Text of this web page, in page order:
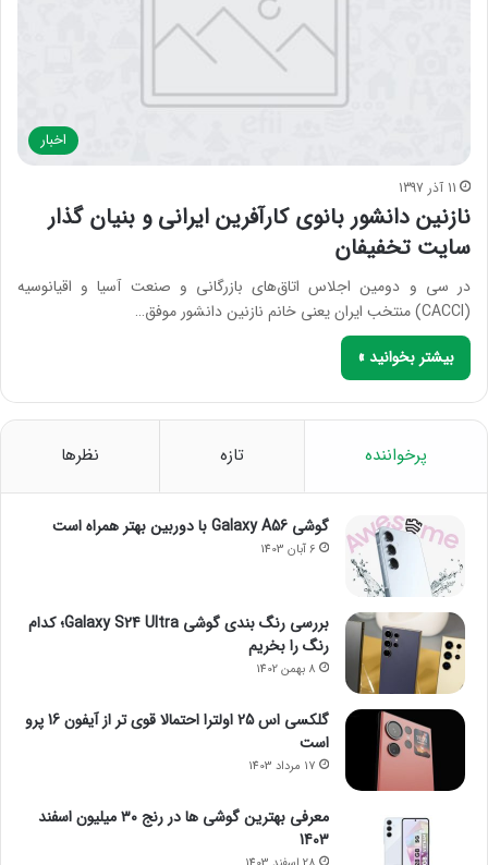
اخبار
11 آذر 1397
نازنین دانشور بانوی کارآفرین ایرانی و بنیان گذار
سایت تخفیفان
در سی و دومین اجلاس اتاق‌های بازرگانی و صنعت آسیا و اقیانوسیه
(CACCI) منتخب ایران یعنی خانم نازنین دانشور موفق…
بیشتر بخوانید »
پرخواننده تازه نظرها
گوشی Galaxy A56 با دوربین بهتر همراه است
6 آبان 1403
بررسی رنگ بندی گوشی Galaxy S24 Ultra؛ کدام
رنگ را بخریم
8 بهمن 1402
گلکسی اس 25 اولترا احتمالا قوی تر از آیفون 16 پرو
است
17 مرداد 1403
معرفی بهترین گوشی ها در رنج ۳۰ میلیون اسفند
1403